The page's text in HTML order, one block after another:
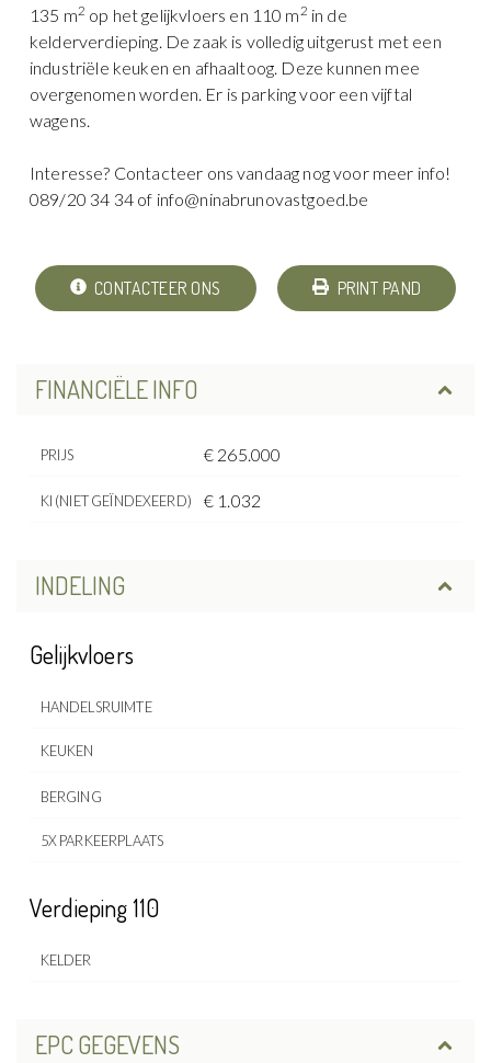
135 m2 op het gelijkvloers en 110 m 2 in de
kelderverdieping. De zaak is volledig uitgerust met een
industriële keuken en afhaaltoog. Deze kunnen mee
overgenomen worden. Er is parking voor een vijftal
wagens.
Interesse? Contacteer ons vandaag nog voor meer info!
089/20 34 34 of info@ninabrunovastgoed.be
CONTACTEER ONS PRINT PAND
FINANCIËLE INFO
PRIJS € 265.000
KI (NIET GEÏNDEXEERD) € 1.032
INDELING
Gelijkvloers
HANDELSRUIMTE
KEUKEN
BERGING
5X PARKEERPLAATS
Verdieping 110
KELDER
EPC GEGEVENS